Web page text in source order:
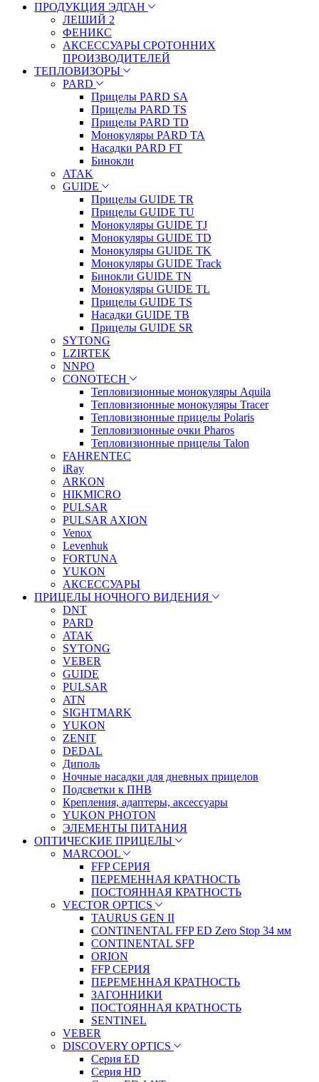
ПРОДУКЦИЯ ЭДГАН
ЛЕШИЙ 2
ФЕНИКС
АКСЕССУАРЫ СРОТОННИХ
ПРОИЗВОДИТЕЛЕЙ
ТЕПЛОВИЗОРЫ
PARD
Прицелы PARD SA
Прицелы PARD TS
Прицелы PARD TD
Монокуляры PARD TA
Насадки PARD FT
Бинокли
ATAK
GUIDE
Прицелы GUIDE TR
Прицелы GUIDE TU
Монокуляры GUIDE TJ
Монокуляры GUIDE TD
Монокуляры GUIDE TK
Монокуляры GUIDE Track
Бинокли GUIDE TN
Монокуляры GUIDE TL
Прицелы GUIDE TS
Насадки GUIDE TB
Прицелы GUIDE SR
SYTONG
LZIRTEK
NNPO
CONOTECH
Тепловизионные монокуляры Aquila
Тепловизионные монокуляры Tracer
Тепловизионные прицелы Polaris
Тепловизионные очки Pharos
Тепловизионные прицелы Talon
FAHRENTEC
iRay
ARKON
HIKMICRO
PULSAR
PULSAR AXION
Venox
Levenhuk
FORTUNA
YUKON
АКСЕССУАРЫ
ПРИЦЕЛЫ НОЧНОГО ВИДЕНИЯ
DNT
PARD
ATAK
SYTONG
VEBER
GUIDE
PULSAR
ATN
SIGHTMARK
YUKON
ZENIT
DEDAL
Диполь
Ночные насадки для дневных прицелов
Подсветки к ПНВ
Крепления, адаптеры, аксессуары
YUKON PHOTON
ЭЛЕМЕНТЫ ПИТАНИЯ
ОПТИЧЕСКИЕ ПРИЦЕЛЫ
MARCOOL
FFP СЕРИЯ
ПЕРЕМЕННАЯ КРАТНОСТЬ
ПОСТОЯННАЯ КРАТНОСТЬ
VECTOR OPTICS
TAURUS GEN II
CONTINENTAL FFP ED Zero Stop 34 мм
CONTINENTAL SFP
ORION
FFP СЕРИЯ
ПЕРЕМЕННАЯ КРАТНОСТЬ
ЗАГОННИКИ
ПОСТОЯННАЯ КРАТНОСТЬ
SENTINEL
VEBER
DISCOVERY OPTICS
Серия ED
Серия HD